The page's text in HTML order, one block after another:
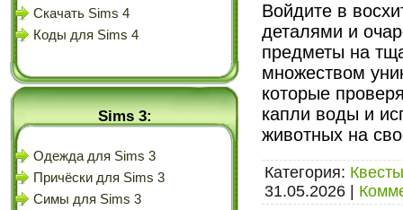
Скачать Sims 4
Коды для Sims 4
Sims 3:
Одежда для Sims 3
Причёски для Sims 3
Симы для Sims 3
Войдите в
деталями и
предметы на
множеством
которые
капли воды и
животных на
Категория:
31.05.2026 |